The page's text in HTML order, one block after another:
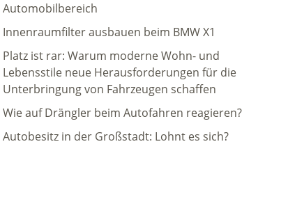
Automobilbereich
Innenraumfilter ausbauen beim BMW X1
Platz ist rar: Warum moderne Wohn- und
Lebensstile neue Herausforderungen für die
Unterbringung von Fahrzeugen schaffen
Wie auf Drängler beim Autofahren reagieren?
Autobesitz in der Großstadt: Lohnt es sich?